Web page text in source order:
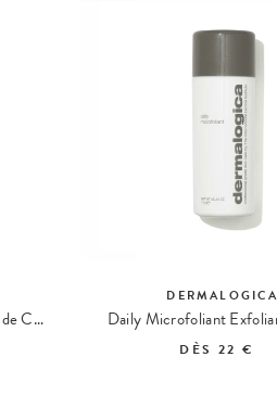
Pro-collagen Banking Sérum Booster de Collagène
DERMALOGICA
Daily Microfoliant
DÈS 22 €